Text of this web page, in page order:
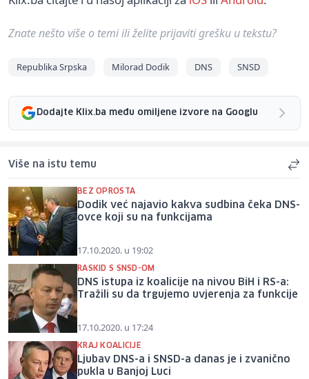
Znate nešto više o temi ili želite prijaviti grešku u tekstu?
Republika Srpska Milorad Dodik DNS SNSD
Dodajte Klix.ba među omiljene izvore na Googlu
Više na istu temu
BEZ OPROSTA
Dodik već najavio kakva sudbina čeka DNS-
ovce koji su na funkcijama
17.10.2020. u 19:02
RASKID S SNSD-OM
DNS istupa iz koalicije na nivou BiH i RS-a:
Tražili su da trgujemo uvjerenja za funkcije
17.10.2020. u 17:24
KRAJ KOALICIJE
Ljubav DNS-a i SNSD-a danas je i zvanično
pukla u Banjoj Luci